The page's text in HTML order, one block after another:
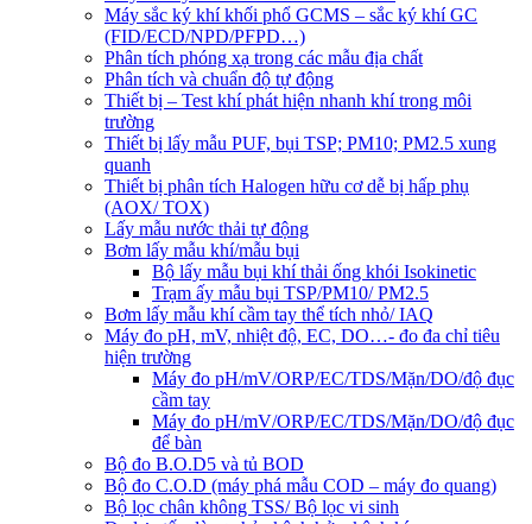
Máy sắc ký khí khối phổ GCMS – sắc ký khí GC
(FID/ECD/NPD/PFPD…)
Phân tích phóng xạ trong các mẫu địa chất
Phân tích và chuẩn độ tự động
Thiết bị – Test khí phát hiện nhanh khí trong môi
trường
Thiết bị lấy mẫu PUF, bụi TSP; PM10; PM2.5 xung
quanh
Thiết bị phân tích Halogen hữu cơ dễ bị hấp phụ
(AOX/ TOX)
Lấy mẫu nước thải tự động
Bơm lấy mẫu khí/mẫu bụi
Bộ lấy mẫu bụi khí thải ống khói Isokinetic
Trạm ấy mẫu bụi TSP/PM10/ PM2.5
Bơm lấy mẫu khí cầm tay thể tích nhỏ/ IAQ
Máy đo pH, mV, nhiệt độ, EC, DO…- đo đa chỉ tiêu
hiện trường
Máy đo pH/mV/ORP/EC/TDS/Mặn/DO/độ đục
cầm tay
Máy đo pH/mV/ORP/EC/TDS/Mặn/DO/độ đục
để bàn
Bộ đo B.O.D5 và tủ BOD
Bộ đo C.O.D (máy phá mẫu COD – máy đo quang)
Bộ lọc chân không TSS/ Bộ lọc vi sinh